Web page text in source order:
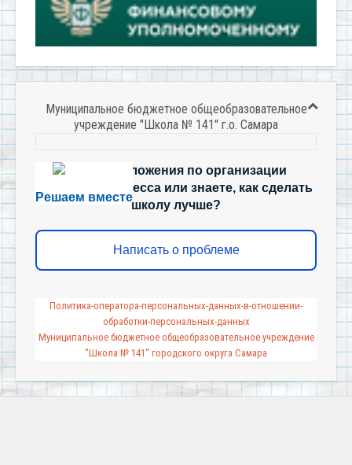
Муниципальное бюджетное общеобразовательное
учреждение "Школа № 141" г.о. Самара
Решаем вместе
Есть предложения по организации
учебного процесса или знаете, как сделать
школу лучше?
Написать о проблеме
Политика-оператора-персональных-данных-в-отношении-
обработки-персональных-данных
Муниципальное бюджетное общеобразовательное учреждение
"Школа № 141" городского округа Самара